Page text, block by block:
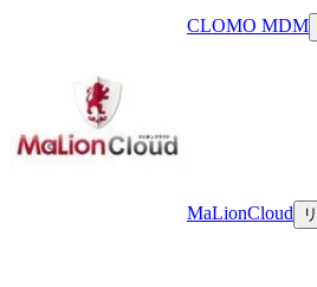
CLOMO MDM
MaLionCloud